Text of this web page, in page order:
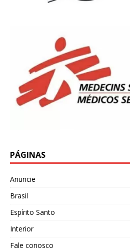
PÁGINAS
Anuncie
Brasil
Espírito Santo
Interior
Fale conosco